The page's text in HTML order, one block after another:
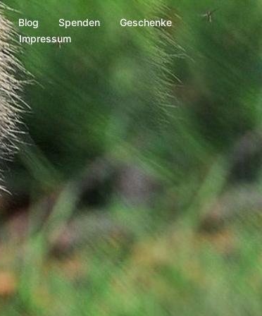
Blog Spenden
Geschenke
Impressum